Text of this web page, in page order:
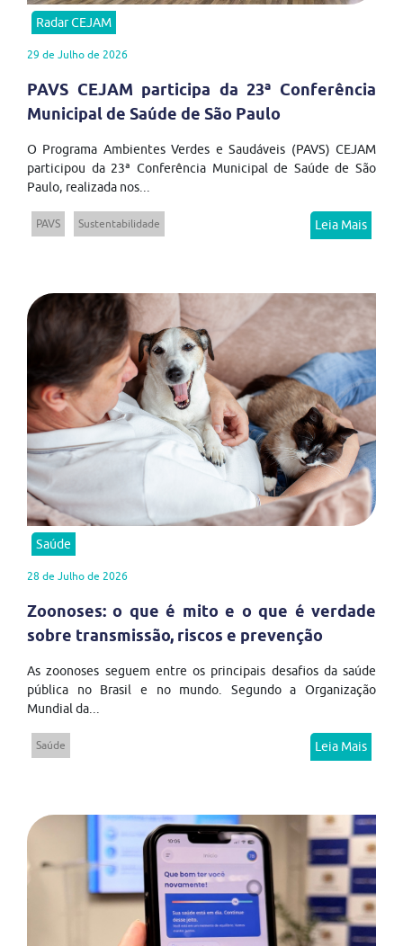
Radar CEJAM
29 de Julho de 2026
PAVS CEJAM participa da 23ª Conferência
Municipal de Saúde de São Paulo
O Programa Ambientes Verdes e Saudáveis (PAVS) CEJAM
participou da 23ª Conferência Municipal de Saúde de São
Paulo, realizada nos...
PAVS Sustentabilidade Leia Mais
Saúde
28 de Julho de 2026
Zoonoses: o que é mito e o que é verdade
sobre transmissão, riscos e prevenção
As zoonoses seguem entre os principais desafios da saúde
pública no Brasil e no mundo. Segundo a Organização
Mundial da...
Saúde Leia Mais